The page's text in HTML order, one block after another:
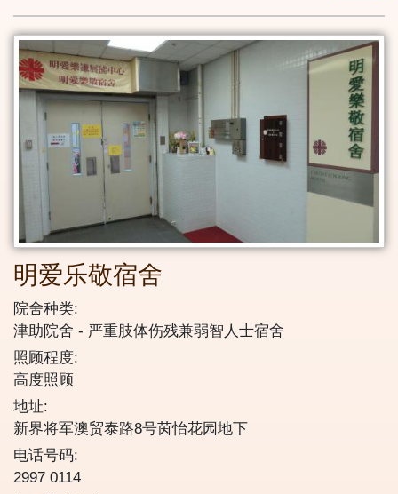
明爱乐敬宿舍
院舍种类:
津助院舍
严重肢体伤残兼弱智人士宿舍
照顾程度:
高度照顾
地址:
新界将军澳贸泰路8号茵怡花园地下
电话号码:
2997 0114